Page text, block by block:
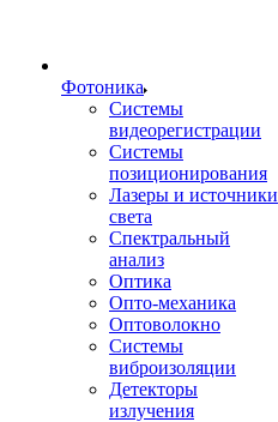
Фотоника
Cистемы
видеорегистрации
Системы
позиционирования
Лазеры и источники
света
Спектральный
анализ
Оптика
Опто-механика
Оптоволокно
Системы
виброизоляции
Детекторы
излучения